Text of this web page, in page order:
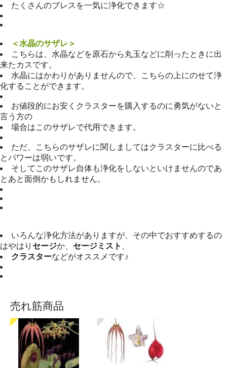
たくさんのブレスを一気に浄化できます☆
＜水晶のサザレ＞
こちらは、水晶などを原石から丸玉などに削ったときに出
来たカスです。
水晶にはかわりがありませんので、こちらの上にのせて浄
化することができます。
お値段的にお安くクラスターを購入するのに勇気がないと
言う方の
場合はこのサザレで代用できます。
ただ、こちらのサザレに関しましてはクラスターに比べる
とパワーは弱いです。
そしてこのサザレ自体も浄化をしないといけませんのであ
とあと面倒かもしれません。
いろんな浄化方法がありますが、その中でおすすめするの
はやはり セージか、 セージミスト 、
クラスターなどがオススメです♪
売れ筋商品